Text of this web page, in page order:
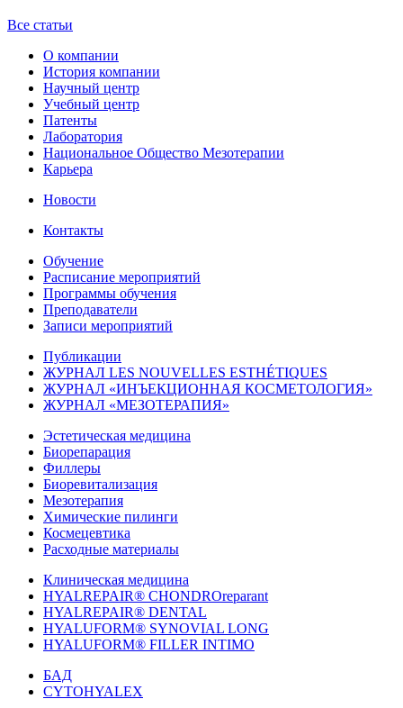
Все статьи
О компании
История компании
Научный центр
Учебный центр
Патенты
Лаборатория
Национальное Общество Мезотерапии
Карьера
Новости
Контакты
Обучение
Расписание мероприятий
Программы обучения
Преподаватели
Записи мероприятий
Публикации
ЖУРНАЛ LES NOUVELLES ESTHÉTIQUES
ЖУРНАЛ «ИНЪЕКЦИОННАЯ КОСМЕТОЛОГИЯ»
ЖУРНАЛ «МЕЗОТЕРАПИЯ»
Эстетическая медицина
Биорепарация
Филлеры
Биоревитализация
Мезотерапия
Химические пилинги
Космецевтика
Расходные материалы
Клиническая медицина
HYALREPAIR® CHONDROreparant
HYALREPAIR® DENTAL
HYALUFORM® SYNOVIAL LONG
HYALUFORM® FILLER INTIMO
БАД
CYTOHYALEX